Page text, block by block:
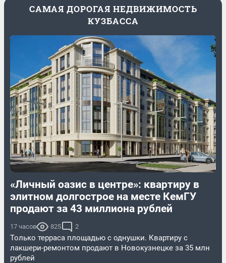
САМАЯ ДОРОГАЯ НЕДВИЖИМОСТЬ
КУЗБАССА
«Личный оазис в центре»: квартиру в
элитном долгострое на месте КемГУ
продают за 43 миллиона рублей
17 часов 825 2
Только терраса площадью с однушки. Квартиру с
лакшери-ремонтом продают в Новокузнецке за 35 млн
рублей